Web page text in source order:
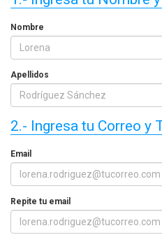
Nombre
Apellidos
2.- Ingresa tu Correo y
Email
Repite tu email